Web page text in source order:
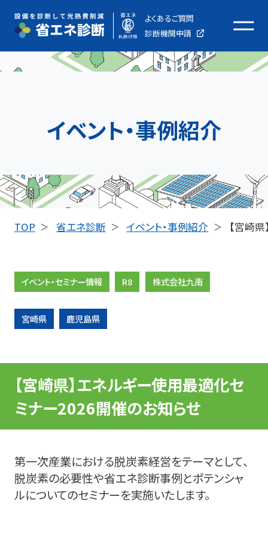
よくあるご質問
診断機関申請
メ
ニ
ュ
イベント・事例紹介
TOP 省エネ診断 イベント・事例紹介 【宮崎
イベント・セミナー情報 R8 株式会社九南
宮崎県 鹿児島県
【宮崎県】エネルギー使用最適化セ
ミナー2026開催のお知らせ
第一次産業における脱炭素経営をテーマとして、
脱炭素の必要性や省エネ診断事例とポテンシャ
ルについてのセミナーを実施いたします。